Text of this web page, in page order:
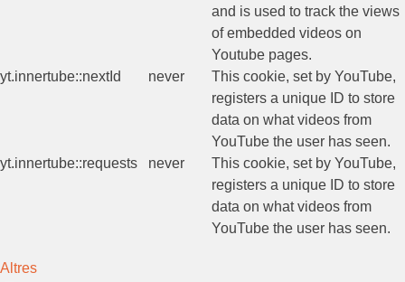
and is used to track the views
of embedded videos on
Youtube pages.
yt.innertube::nextId
never
This cookie, set by YouTube,
registers a unique ID to store
data on what videos from
YouTube the user has seen.
yt.innertube::requests
never
This cookie, set by YouTube,
registers a unique ID to store
data on what videos from
YouTube the user has seen.
Altres